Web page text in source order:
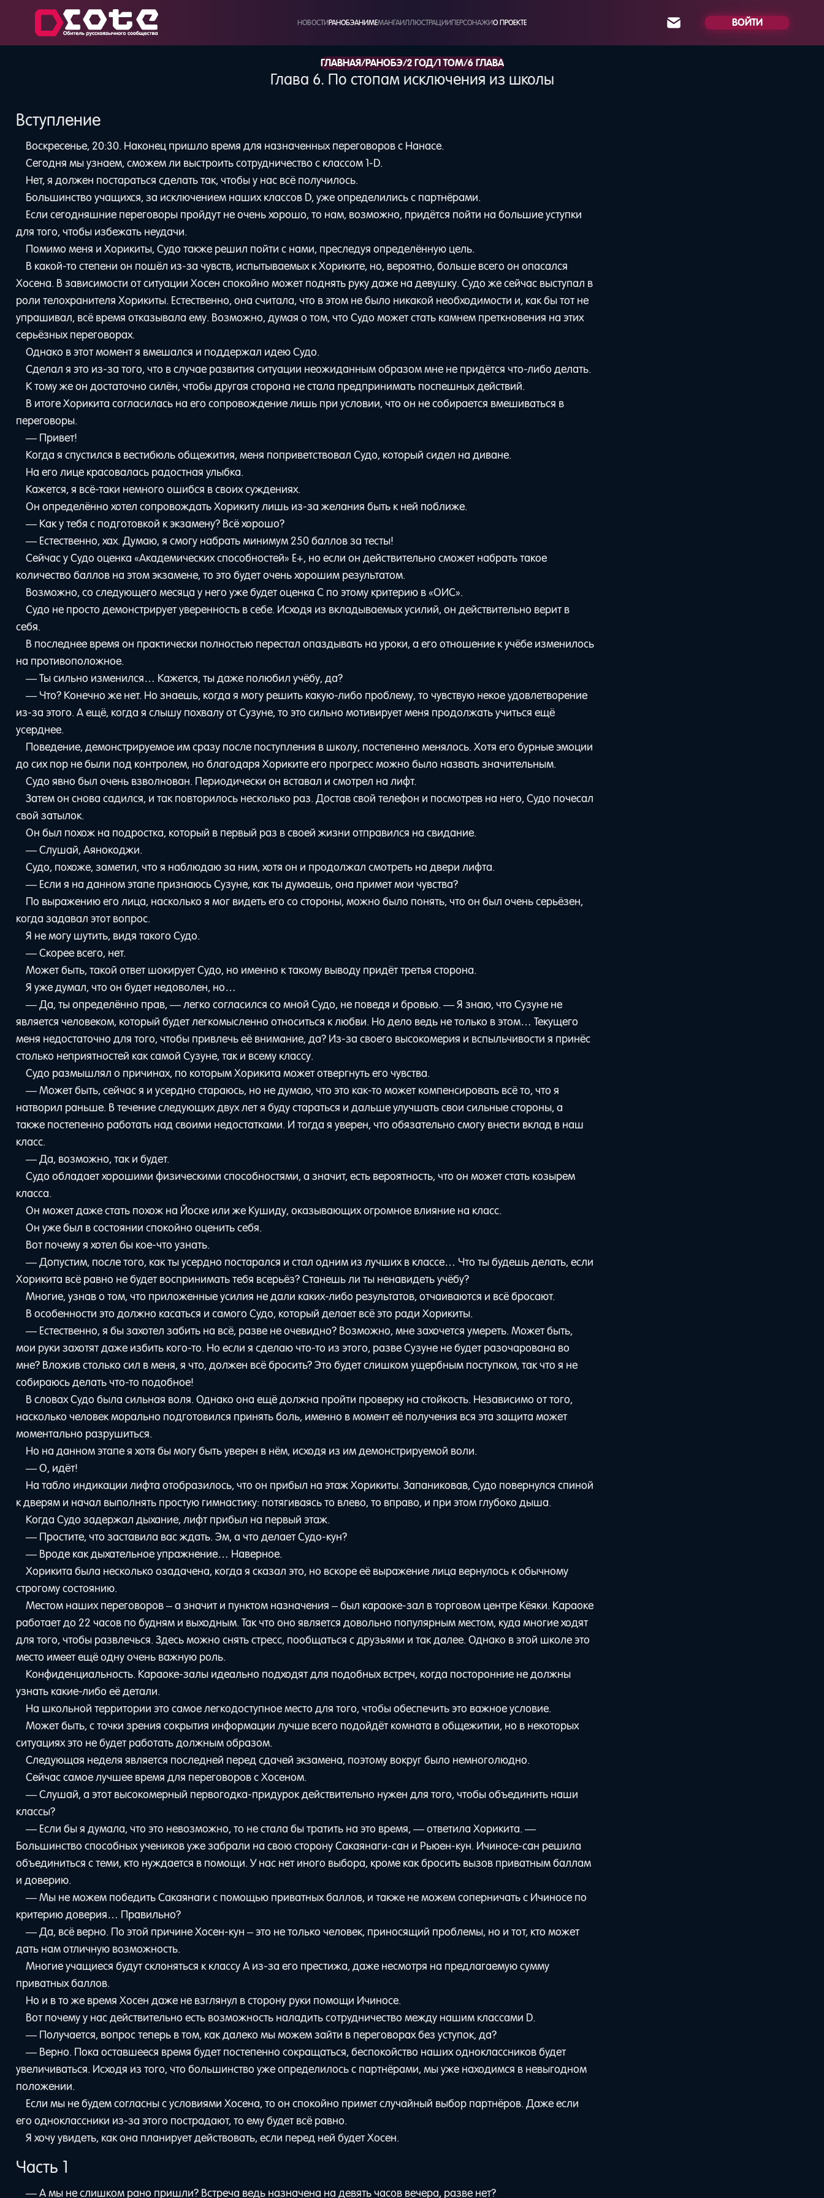
НОВОСТИРАНОБЭАНИМЕМАНГАИЛЛЮСТРАЦИИПЕРСОНАЖИО ПРОЕКТЕ ВОЙТИ
ГЛАВНАЯ/РАНОБЭ/2 ГОД/1 ТОМ/6 ГЛАВА
Глава 6. По стопам исключения из школы
Вступление
Воскресенье, 20:30. Наконец пришло время для назначенных переговоров с Нанасе.
Сегодня мы узнаем, сможем ли выстроить сотрудничество с классом 1-D.
Нет, я должен постараться сделать так, чтобы у нас всё получилось.
Большинство учащихся, за исключением наших классов D, уже определились с партнёрами.
Если сегодняшние переговоры пройдут не очень хорошо, то нам, возможно, придётся пойти на большие уступки
для того, чтобы избежать неудачи.
Помимо меня и Хорикиты, Судо также решил пойти с нами, преследуя определённую цель.
В какой-то степени он пошёл из-за чувств, испытываемых к Хориките, но, вероятно, больше всего он опасался
Хосена. В зависимости от ситуации Хосен спокойно может поднять руку даже на девушку. Судо же сейчас выступал в
роли телохранителя Хорикиты. Естественно, она считала, что в этом не было никакой необходимости и, как бы тот не
упрашивал, всё время отказывала ему. Возможно, думая о том, что Судо может стать камнем преткновения на этих
серьёзных переговорах.
Однако в этот момент я вмешался и поддержал идею Судо.
Сделал я это из-за того, что в случае развития ситуации неожиданным образом мне не придётся что-либо делать.
К тому же он достаточно силён, чтобы другая сторона не стала предпринимать поспешных действий.
В итоге Хорикита согласилась на его сопровождение лишь при условии, что он не собирается вмешиваться в
переговоры.
— Привет!
Когда я спустился в вестибюль общежития, меня поприветствовал Судо, который сидел на диване.
На его лице красовалась радостная улыбка.
Кажется, я всё-таки немного ошибся в своих суждениях.
Он определённо хотел сопровождать Хорикиту лишь из-за желания быть к ней поближе.
— Как у тебя с подготовкой к экзамену? Всё хорошо?
— Естественно, хах. Думаю, я смогу набрать минимум 250 баллов за тесты!
Сейчас у Судо оценка «Академических способностей» E+, но если он действительно сможет набрать такое
количество баллов на этом экзамене, то это будет очень хорошим результатом.
Возможно, со следующего месяца у него уже будет оценка C по этому критерию в «ОИС».
Судо не просто демонстрирует уверенность в себе. Исходя из вкладываемых усилий, он действительно верит в
себя.
В последнее время он практически полностью перестал опаздывать на уроки, а его отношение к учёбе изменилось
на противоположное.
— Ты сильно изменился… Кажется, ты даже полюбил учёбу, да?
— Что? Конечно же нет. Но знаешь, когда я могу решить какую-либо проблему, то чувствую некое удовлетворение
из-за этого. А ещё, когда я слышу похвалу от Сузуне, то это сильно мотивирует меня продолжать учиться ещё
усерднее.
Поведение, демонстрируемое им сразу после поступления в школу, постепенно менялось. Хотя его бурные эмоции
до сих пор не были под контролем, но благодаря Хориките его прогресс можно было назвать значительным.
Судо явно был очень взволнован. Периодически он вставал и смотрел на лифт.
Затем он снова садился, и так повторилось несколько раз. Достав свой телефон и посмотрев на него, Судо почесал
свой затылок.
Он был похож на подростка, который в первый раз в своей жизни отправился на свидание.
— Слушай, Аянокоджи.
Судо, похоже, заметил, что я наблюдаю за ним, хотя он и продолжал смотреть на двери лифта.
— Если я на данном этапе признаюсь Сузуне, как ты думаешь, она примет мои чувства?
По выражению его лица, насколько я мог видеть его со стороны, можно было понять, что он был очень серьёзен,
когда задавал этот вопрос.
Я не могу шутить, видя такого Судо.
— Скорее всего, нет.
Может быть, такой ответ шокирует Судо, но именно к такому выводу придёт третья сторона.
Я уже думал, что он будет недоволен, но…
— Да, ты определённо прав, — легко согласился со мной Судо, не поведя и бровью. — Я знаю, что Сузуне не
является человеком, который будет легкомысленно относиться к любви. Но дело ведь не только в этом… Текущего
меня недостаточно для того, чтобы привлечь её внимание, да? Из-за своего высокомерия и вспыльчивости я принёс
столько неприятностей как самой Сузуне, так и всему классу.
Судо размышлял о причинах, по которым Хорикита может отвергнуть его чувства.
— Может быть, сейчас я и усердно стараюсь, но не думаю, что это как-то может компенсировать всё то, что я
натворил раньше. В течение следующих двух лет я буду стараться и дальше улучшать свои сильные стороны, а
также постепенно работать над своими недостатками. И тогда я уверен, что обязательно смогу внести вклад в наш
класс.
— Да, возможно, так и будет.
Судо обладает хорошими физическими способностями, а значит, есть вероятность, что он может стать козырем
класса.
Он может даже стать похож на Йоске или же Кушиду, оказывающих огромное влияние на класс.
Он уже был в состоянии спокойно оценить себя.
Вот почему я хотел бы кое-что узнать.
— Допустим, после того, как ты усердно постарался и стал одним из лучших в классе… Что ты будешь делать, если
Хорикита всё равно не будет воспринимать тебя всерьёз? Станешь ли ты ненавидеть учёбу?
Многие, узнав о том, что приложенные усилия не дали каких-либо результатов, отчаиваются и всё бросают.
В особенности это должно касаться и самого Судо, который делает всё это ради Хорикиты.
— Естественно, я бы захотел забить на всё, разве не очевидно? Возможно, мне захочется умереть. Может быть,
мои руки захотят даже избить кого-то. Но если я сделаю что-то из этого, разве Сузуне не будет разочарована во
мне? Вложив столько сил в меня, я что, должен всё бросить? Это будет слишком ущербным поступком, так что я не
собираюсь делать что-то подобное!
В словах Судо была сильная воля. Однако она ещё должна пройти проверку на стойкость. Независимо от того,
насколько человек морально подготовился принять боль, именно в момент её получения вся эта защита может
моментально разрушиться.
Но на данном этапе я хотя бы могу быть уверен в нём, исходя из им демонстрируемой воли.
— О, идёт!
На табло индикации лифта отобразилось, что он прибыл на этаж Хорикиты. Запаниковав, Судо повернулся спиной
к дверям и начал выполнять простую гимнастику: потягиваясь то влево, то вправо, и при этом глубоко дыша.
Когда Судо задержал дыхание, лифт прибыл на первый этаж.
— Простите, что заставила вас ждать. Эм, а что делает Судо-кун?
— Вроде как дыхательное упражнение… Наверное.
Хорикита была несколько озадачена, когда я сказал это, но вскоре её выражение лица вернулось к обычному
строгому состоянию.
Местом наших переговоров – а значит и пунктом назначения – был караоке-зал в торговом центре Кёяки. Караоке
работает до 22 часов по будням и выходным. Так что оно является довольно популярным местом, куда многие ходят
для того, чтобы развлечься. Здесь можно снять стресс, пообщаться с друзьями и так далее. Однако в этой школе это
место имеет ещё одну очень важную роль.
Конфиденциальность. Караоке-залы идеально подходят для подобных встреч, когда посторонние не должны
узнать какие-либо её детали.
На школьной территории это самое легкодоступное место для того, чтобы обеспечить это важное условие.
Может быть, с точки зрения сокрытия информации лучше всего подойдёт комната в общежитии, но в некоторых
ситуациях это не будет работать должным образом.
Следующая неделя является последней перед сдачей экзамена, поэтому вокруг было немноголюдно.
Сейчас самое лучшее время для переговоров с Хосеном.
— Слушай, а этот высокомерный первогодка-придурок действительно нужен для того, чтобы объединить наши
классы?
— Если бы я думала, что это невозможно, то не стала бы тратить на это время, — ответила Хорикита. —
Большинство способных учеников уже забрали на свою сторону Сакаянаги-сан и Рьюен-кун. Ичиносе-сан решила
объединиться с теми, кто нуждается в помощи. У нас нет иного выбора, кроме как бросить вызов приватным баллам
и доверию.
— Мы не можем победить Сакаянаги с помощью приватных баллов, и также не можем соперничать с Ичиносе по
критерию доверия… Правильно?
— Да, всё верно. По этой причине Хосен-кун – это не только человек, приносящий проблемы, но и тот, кто может
дать нам отличную возможность.
Многие учащиеся будут склоняться к классу А из-за его престижа, даже несмотря на предлагаемую сумму
приватных баллов.
Но и в то же время Хосен даже не взглянул в сторону руки помощи Ичиносе.
Вот почему у нас действительно есть возможность наладить сотрудничество между нашим классами D.
— Получается, вопрос теперь в том, как далеко мы можем зайти в переговорах без уступок, да?
— Верно. Пока оставшееся время будет постепенно сокращаться, беспокойство наших одноклассников будет
увеличиваться. Исходя из того, что большинство уже определилось с партнёрами, мы уже находимся в невыгодном
положении.
Если мы не будем согласны с условиями Хосена, то он спокойно примет случайный выбор партнёров. Даже если
его одноклассники из-за этого пострадают, то ему будет всё равно.
Я хочу увидеть, как она планирует действовать, если перед ней будет Хосен.
Часть 1
— А мы не слишком рано пришли? Встреча ведь назначена на девять часов вечера, разве нет?